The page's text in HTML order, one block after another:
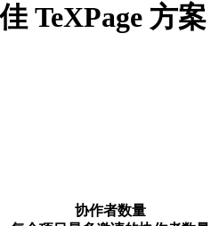
TeXPage 方案
协作者数量